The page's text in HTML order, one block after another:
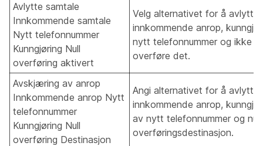
Avlytte samtale
Innkommende samtale
Nytt telefonnummer
Kunngjøring Null
overføring aktivert
Velg alternativet for å avlytte
innkommende anrop,
nytt telefonnummer og ikke
overføre det.
Avskjæring av anrop
Innkommende anrop Nytt
telefonnummer
Kunngjøring Null
overføring Destinasjon
Angi alternativet for å avlytte
innkommende anrop,
av nytt telefonnummer og null
overføringsdestinasjon.